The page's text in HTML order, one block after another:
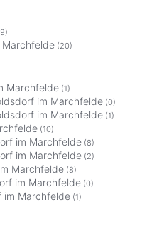
(20)
Marchfelde (1)
im Marchfelde (0)
im Marchfelde (1)
(10)
im Marchfelde (8)
im Marchfelde (2)
Marchfelde (8)
im Marchfelde (0)
im Marchfelde (1)